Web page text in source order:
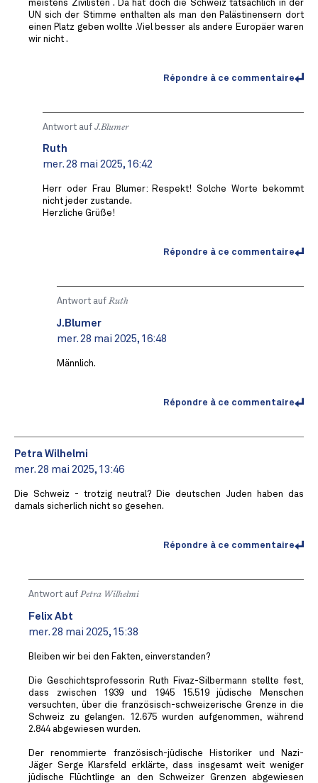
meistens Zivilisten . Da hat doch die Schweiz tatsächlich in der
UN sich der Stimme enthalten als man den Palästinensern dort
einen Platz geben wollte .Viel besser als andere Europäer waren
wir nicht .
Répondre à ce commentaire
Antwort auf J.Blumer
Ruth
mer. 28 mai 2025, 16:42
Herr oder Frau Blumer: Respekt! Solche Worte bekommt
nicht jeder zustande.
Herzliche Grüße!
Répondre à ce commentaire
Antwort auf Ruth
J.Blumer
mer. 28 mai 2025, 16:48
Männlich.
Répondre à ce commentaire
Petra Wilhelmi
mer. 28 mai 2025, 13:46
Die Schweiz - trotzig neutral? Die deutschen Juden haben das
damals sicherlich nicht so gesehen.
Répondre à ce commentaire
Antwort auf Petra Wilhelmi
Felix Abt
mer. 28 mai 2025, 15:38
Bleiben wir bei den Fakten, einverstanden?
Die Geschichtsprofessorin Ruth Fivaz-Silbermann stellte fest,
dass zwischen 1939 und 1945 15.519 jüdische Menschen
versuchten, über die französisch-schweizerische Grenze in die
Schweiz zu gelangen. 12.675 wurden aufgenommen, während
2.844 abgewiesen wurden.
Der renommierte französisch-jüdische Historiker und Nazi-
Jäger Serge Klarsfeld erklärte, dass insgesamt weit weniger
jüdische Flüchtlinge an den Schweizer Grenzen abgewiesen